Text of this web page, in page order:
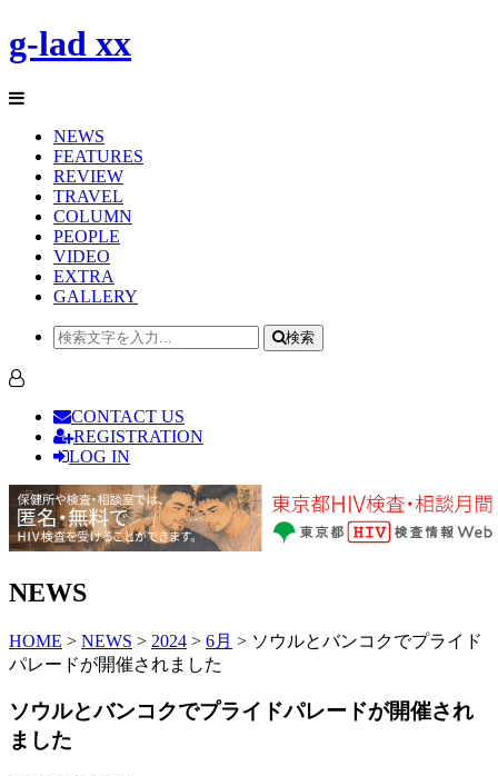
g-lad xx
NEWS
FEATURES
REVIEW
TRAVEL
COLUMN
PEOPLE
VIDEO
EXTRA
GALLERY
検索
CONTACT US
REGISTRATION
LOG IN
NEWS
HOME > NEWS > 2024 > 6月 > ソウルとバンコクでプライド
パレードが開催されました
ソウルとバンコクでプライドパレードが開催され
ました